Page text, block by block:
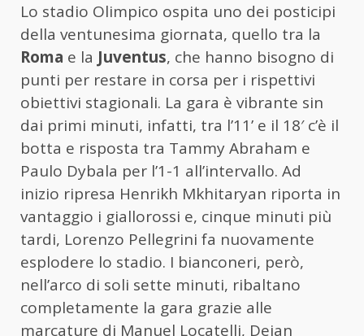
Lo stadio Olimpico ospita uno dei posticipi
della ventunesima giornata, quello tra la
Roma e la Juventus, che hanno bisogno di
punti per restare in corsa per i rispettivi
obiettivi stagionali. La gara è vibrante sin
dai primi minuti, infatti, tra l’11’ e il 18′ c’è il
botta e risposta tra Tammy Abraham e
Paulo Dybala per l’1-1 all’intervallo. Ad
inizio ripresa Henrikh Mkhitaryan riporta in
vantaggio i giallorossi e, cinque minuti più
tardi, Lorenzo Pellegrini fa nuovamente
esplodere lo stadio. I bianconeri, però,
nell’arco di soli sette minuti, ribaltano
completamente la gara grazie alle
marcature di Manuel Locatelli, Dejan